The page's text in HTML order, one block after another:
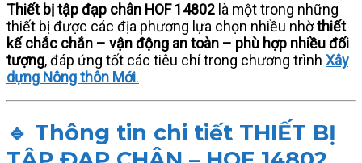
Thiết bị tập đạp chân HOF 14802 là một trong những
thiết bị được các địa phương lựa chọn nhiều nhờthiết
kế chắc chắn – vận động an toàn – phù hợp nhiều đối
tượng, đáp ứng tốt các tiêu chí trong chương trình Xây
dựng Nông thôn Mới.
🔹 Thông tin chi tiết THIẾT BỊ